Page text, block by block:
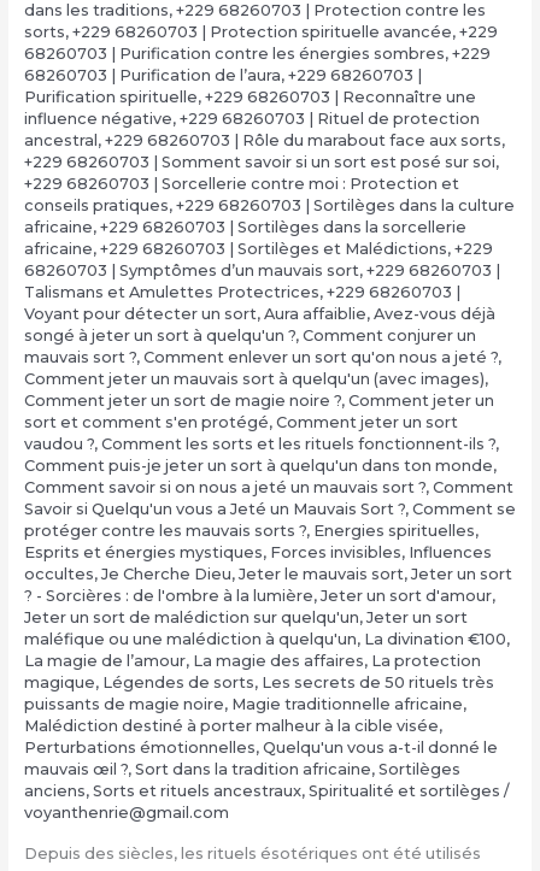
dans les traditions, +229 68260703 | Protection contre les
sorts, +229 68260703 | Protection spirituelle avancée, +229
68260703 | Purification contre les énergies sombres, +229
68260703 | Purification de l’aura, +229 68260703 |
Purification spirituelle, +229 68260703 | Reconnaître une
influence négative, +229 68260703 | Rituel de protection
ancestral , +229 68260703 | Rôle du marabout face aux sorts,
+229 68260703 | Somment savoir si un sort est posé sur soi,
+229 68260703 | Sorcellerie contre moi : Protection et
conseils pratiques, +229 68260703 | Sortilèges dans la culture
africaine, +229 68260703 | Sortilèges dans la sorcellerie
africaine, +229 68260703 | Sortilèges et Malédictions, +229
68260703 | Symptômes d’un mauvais sort, +229 68260703 |
Talismans et Amulettes Protectrices, +229 68260703 |
Voyant pour détecter un sort, Aura affaiblie, Avez-vous déjà
songé à jeter un sort à quelqu'un ?, Comment conjurer un
mauvais sort ?, Comment enlever un sort qu'on nous a jeté ?,
Comment jeter un mauvais sort à quelqu'un (avec images),
Comment jeter un sort de magie noire ?, Comment jeter un
sort et comment s'en protégé, Comment jeter un sort
vaudou ?, Comment les sorts et les rituels fonctionnent-ils ?,
Comment puis-je jeter un sort à quelqu'un dans ton monde,
Comment savoir si on nous a jeté un mauvais sort ?, Comment
Savoir si Quelqu'un vous a Jeté un Mauvais Sort ?, Comment se
protéger contre les mauvais sorts ?, Energies spirituelles,
Esprits et énergies mystiques, Forces invisibles, Influences
occultes, Je Cherche Dieu, Jeter le mauvais sort, Jeter un sort
? - Sorcières : de l'ombre à la lumière, Jeter un sort d'amour,
Jeter un sort de malédiction sur quelqu'un, Jeter un sort
maléfique ou une malédiction à quelqu'un, La divination €100,
‎La magie de l’amour, ‎La magie des affaires, ‎La protection
magique, Légendes de sorts, Les secrets de 50 rituels très
puissants de magie noire, Magie traditionnelle africaine,
Malédiction destiné à porter malheur à la cible visée,
Perturbations émotionnelles, Quelqu'un vous a-t-il donné le
mauvais œil ?, Sort dans la tradition africaine, Sortilèges
anciens, Sorts et rituels ancestraux, Spiritualité et sortilèges /
voyanthenrie@gmail.com
Depuis des siècles, les rituels ésotériques ont été utilisés